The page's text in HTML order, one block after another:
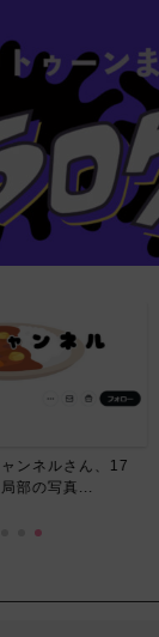
ンネルさん、17
部の写真...